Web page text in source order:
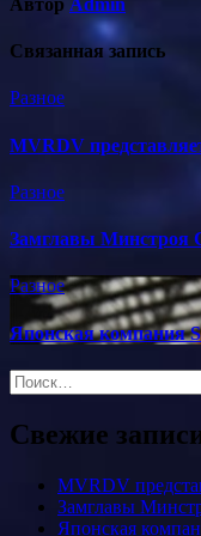
Связанная запись
Разное
MVRDV
Разное
Замглавы Минстроя
Разное
Японская компания
Найти:
Свежие
MVRDV
Замглавы
Японская